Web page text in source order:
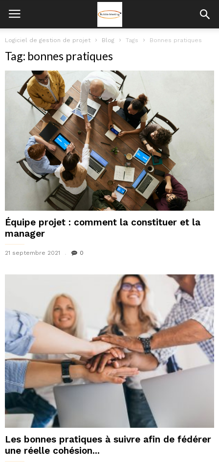
Logiciel de gestion de projet Blog Tags Bonnes pratiques
Tag: bonnes pratiques
Équipe projet : comment la constituer et la
manager
21 septembre 2021 0
Les bonnes pratiques à suivre afin de fédérer
une réelle cohésion...